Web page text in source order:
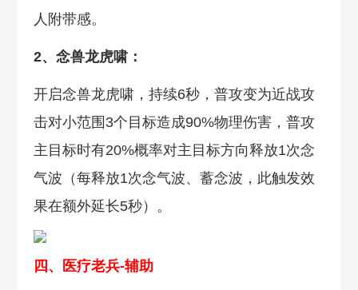
人附带感。
2、念兽龙虎啸：
开启念兽龙虎啸，持续6秒，普攻变为近战攻
击对小范围3个目标造成90%物理伤害，普攻
主目标时有20%概率对主目标方向释放1次念
气波（每释放1次念气波、蓄念波，此触发效
果在额外延长5秒）。
四、医疗老兵-辅助